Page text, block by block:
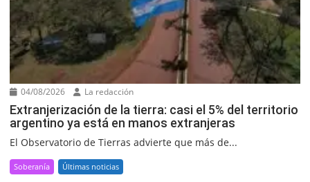
04/08/2026 La redacción
Extranjerización de la tierra: casi el 5% del territorio
argentino ya está en manos extranjeras
El Observatorio de Tierras advierte que más de...
Soberanía Últimas noticias